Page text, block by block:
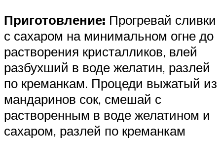
Приготовление: Прогревай сливки
с сахаром на минимальном огне до
растворения кристалликов, влей
разбухший в воде желатин, разлей
по креманкам. Процеди выжатый из
мандаринов сок, смешай с
растворенным в воде желатином и
сахаром, разлей по креманкам